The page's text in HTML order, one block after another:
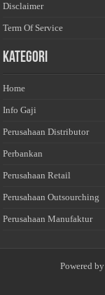
Disclaimer
Term Of Service
Kategori
Home
Info Gaji
Perusahaan Distributor
Perbankan
Perusahaan Retail
Perusahaan Outsourching
Perusahaan Manufaktur
Powered by